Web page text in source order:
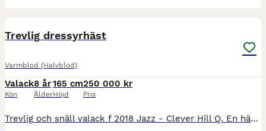
Trevlig dressyrhäst
Varmblod (Halvblod)
Valack
Kön
8 år
Ålder
165 cm
Höjd
250 000 kr
Pris
Trevlig och snäll valack f 2018 Jazz - Clever Hill Q. En häst med tre bra gångarter och som är mer åt det bekväma hållet. Passar ryttaren som vill varva dressyr med uteritter och som uppskattar en häs